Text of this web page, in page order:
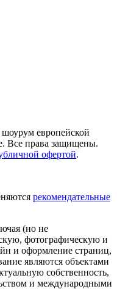
европейской
Все права защищены.
офертой.
рекомендательные
(но не
фотографическую и
и оформление страниц,
являются объектами
собственность,
и международными